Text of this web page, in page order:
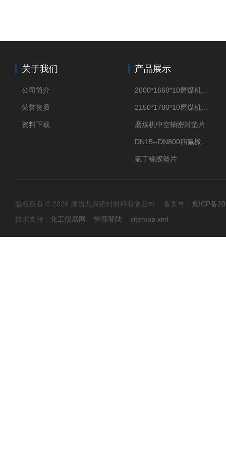
关于我们
公司简介
荣誉资质
资料下载
产品展示
磨煤机中空轴密封垫片
氯丁橡胶垫片
版权所有 © 2026 廊坊九兴密封材料有限公司 备案号： 冀ICP备
技术支持： 化工仪器网 管理登陆 sitemap.xml